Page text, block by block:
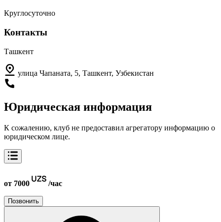
Круглосуточно
Контакты
Ташкент
улица Чапаната, 5, Ташкент, Узбекистан
Юридическая информация
К сожалению, клуб не предоставил агрегатору информацию о
юридическом лице.
от 7000 /час
Позвонить